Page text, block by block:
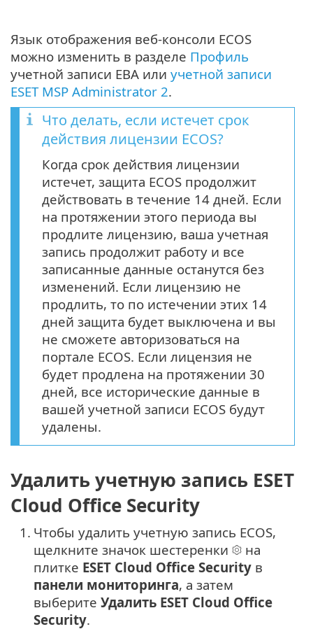
Язык отображения веб-консоли ECOS
можно изменить в разделе Профиль
учетной записи EBA или учетной записи
ESET MSP Administrator 2.
Что делать, если истечет срок
действия лицензии ECOS?
Когда срок действия лицензии
истечет, защита ECOS продолжит
действовать в течение 14 дней. Если
на протяжении этого периода вы
продлите лицензию, ваша учетная
запись продолжит работу и все
записанные данные останутся без
изменений. Если лицензию не
продлить, то по истечении этих 14
дней защита будет выключена и вы
не сможете авторизоваться на
портале ECOS. Если лицензия не
будет продлена на протяжении 30
дней, все исторические данные в
вашей учетной записи ECOS будут
удалены.
Удалить учетную запись ESET
Cloud Office Security
1. Чтобы удалить учетную запись ECOS,
щелкните значок шестеренки
на
плитке ESET Cloud Office Security в
панели мониторинга, а затем
выберите Удалить ESET Cloud Office
Security.